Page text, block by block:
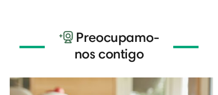
Preocupamo-
nos contigo